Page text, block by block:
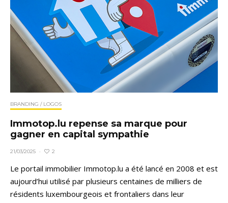
BRANDING / LOGOS
Immotop.lu repense sa marque pour
gagner en capital sympathie
21/03/2025 · 2
Le portail immobilier Immotop.lu a été lancé en 2008 et est
aujourd’hui utilisé par plusieurs centaines de milliers de
résidents luxembourgeois et frontaliers dans leur